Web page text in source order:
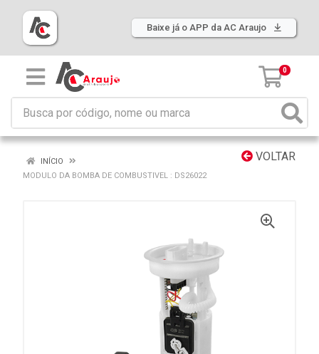
Baixe já o APP da AC Araujo
0
VOLTAR
INÍCIO
MODULO DA BOMBA DE COMBUSTIVEL : DS26022